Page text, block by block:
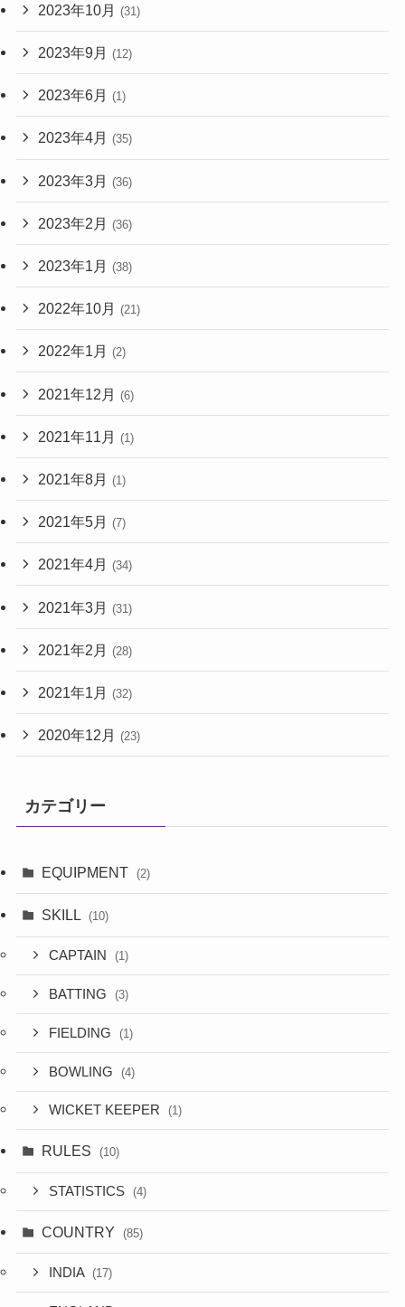
2023年10月 (31)
2023年9月 (12)
2023年6月 (1)
2023年4月 (35)
2023年3月 (36)
2023年2月 (36)
2023年1月 (38)
2022年10月 (21)
2022年1月 (2)
2021年12月 (6)
2021年11月 (1)
2021年8月 (1)
2021年5月 (7)
2021年4月 (34)
2021年3月 (31)
2021年2月 (28)
2021年1月 (32)
2020年12月 (23)
カテゴリー
EQUIPMENT (2)
SKILL (10)
CAPTAIN (1)
BATTING (3)
FIELDING (1)
BOWLING (4)
WICKET KEEPER (1)
RULES (10)
STATISTICS (4)
COUNTRY (85)
INDIA (17)